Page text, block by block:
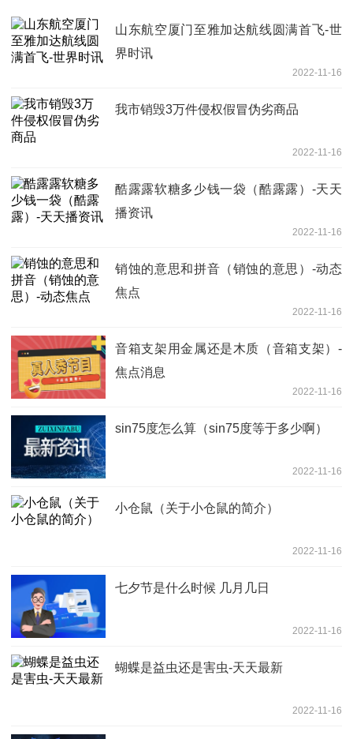
山东航空厦门至雅加达航线圆满首飞-世
界时讯
2022-11-16
我市销毁3万件侵权假冒伪劣商品
2022-11-16
酷露露软糖多少钱一袋（酷露露）-天天
播资讯
2022-11-16
销蚀的意思和拼音（销蚀的意思）-动态
焦点
2022-11-16
音箱支架用金属还是木质（音箱支架）-
焦点消息
2022-11-16
sin75度怎么算（sin75度等于多少啊）
2022-11-16
小仓鼠（关于小仓鼠的简介）
2022-11-16
七夕节是什么时候 几月几日
2022-11-16
蝴蝶是益虫还是害虫-天天最新
2022-11-16